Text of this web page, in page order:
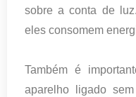
sobre a conta de
eles consomem
Também é
aparelho ligado